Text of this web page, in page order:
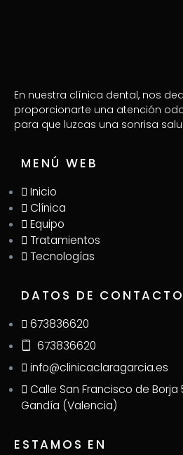
En nuestra clínica dental, nos
proporcionarte una atención
para que luzcas una sonrisa
MENÚ WEB
Inicio
Clínica
Equipo
Tratamientos
Tecnologías
DATOS DE CONTACTO
673836620
673836620
info@clinicaclaragarcia.es
Calle San Francisco de Borja
Gandía (Valencia)
ESTAMOS EN